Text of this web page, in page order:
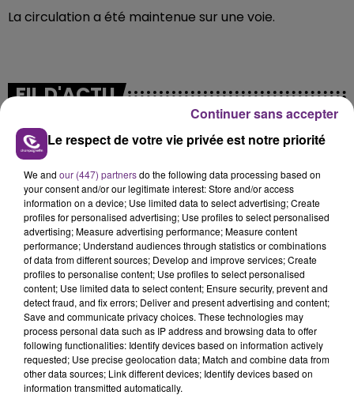
La circulation a été maintenue sur une voie.
FIL D'ACTU
7 août 2026
LA CENTRALE NUCLÉAIRE DE CHOOZ
TOUJOURS À L'ARRÊT
Cela fait déjà une semaine que la centrale
nucléaire ardennaise est à l'arrêt. Une situation
justifiée par la sécheresse intense qui est toujours
présente.
Le respect de votre vie privée est notre priorité
We and our (447) partnersdo the following data processing based on
your consent and/or our legitimate interest: Store and/or access
information on a device; Use limited data to select advertising; Create
profiles for personalised advertising; Use profiles to select personalised
advertising; Measure advertising performance; Measure content
performance; Understand audiences through statistics or combinations
of data from different sources; Develop and improve services; Create
profiles to personalise content; Use profiles to select personalised
content; Use limited data to select content; Ensure security, prevent and
detect fraud, and fix errors; Deliver and present advertising and content;
Save and communicate privacy choices. These technologies may
process personal data such as IP address and browsing data to offer
following functionalities: Identify devices based on information actively
requested; Use precise geolocation data; Match and combine data from
other data sources; Link different devices; Identify devices based on
information transmitted automatically.
Continuer sans accepter